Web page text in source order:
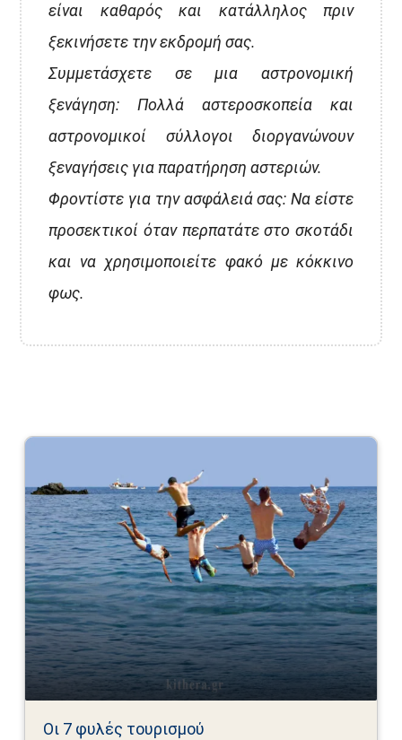
είναι καθαρός και κατάλληλος πριν
ξεκινήσετε την εκδρομή σας.
Συμμετάσχετε σε μια αστρονομική
ξενάγηση: Πολλά αστεροσκοπεία και
αστρονομικοί σύλλογοι διοργανώνουν
ξεναγήσεις για παρατήρηση αστεριών.
Φροντίστε για την ασφάλειά σας: Να είστε
προσεκτικοί όταν περπατάτε στο σκοτάδι
και να χρησιμοποιείτε φακό με κόκκινο
φως.
Οι 7 φυλές τουρισμού